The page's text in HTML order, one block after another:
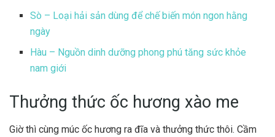
Sò – Loại hải sản dùng để chế biến món ngon hằng
ngày
Hàu – Nguồn dinh dưỡng phong phú tăng sức khỏe
nam giới
Thưởng thức ốc hương xào me
Giờ thì cùng múc ốc hương ra đĩa và thưởng thức thôi. Cầm